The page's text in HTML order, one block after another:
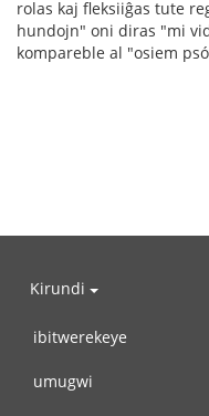
rolas kaj fleksiiĝas tute
hundojn" oni diras "mi
kompareble al "osiem
Kirundi
ibitwerekeye
umugwi